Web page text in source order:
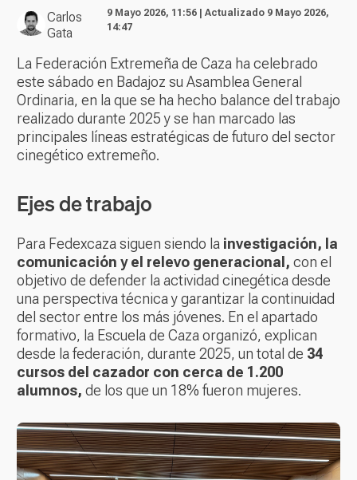
Carlos
Gata
9 Mayo 2026, 11:56 | Actualizado 9 Mayo 2026,
14:47
La Federación Extremeña de Caza ha celebrado
este sábado en Badajoz su Asamblea General
Ordinaria, en la que se ha hecho balance del trabajo
realizado durante 2025 y se han marcado las
principales líneas estratégicas de futuro del sector
cinegético extremeño.
Ejes de trabajo
Para Fedexcaza siguen siendo la investigación, la
comunicación y el relevo generacional, con el
objetivo de defender la actividad cinegética desde
una perspectiva técnica y garantizar la continuidad
del sector entre los más jóvenes. En el apartado
formativo, la Escuela de Caza organizó, explican
desde la federación, durante 2025, un total de 34
cursos del cazador con cerca de 1.200
alumnos, de los que un 18% fueron mujeres.